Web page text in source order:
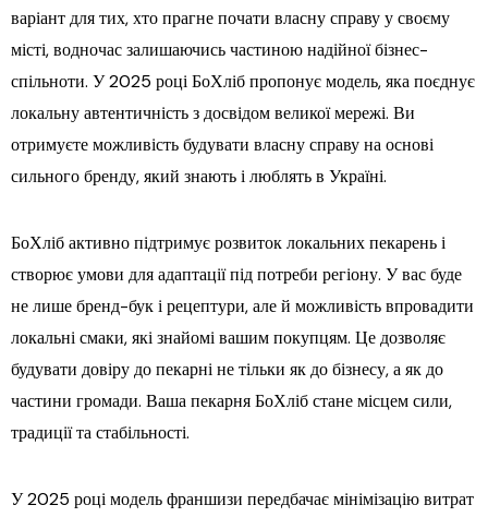
варіант для тих, хто прагне почати власну справу у своєму
місті, водночас залишаючись частиною надійної бізнес-
спільноти. У 2025 році БоХліб пропонує модель, яка поєднує
локальну автентичність з досвідом великої мережі. Ви
отримуєте можливість будувати власну справу на основі
сильного бренду, який знають і люблять в Україні.
БоХліб активно підтримує розвиток локальних пекарень і
створює умови для адаптації під потреби регіону. У вас буде
не лише бренд-бук і рецептури, але й можливість впровадити
локальні смаки, які знайомі вашим покупцям. Це дозволяє
будувати довіру до пекарні не тільки як до бізнесу, а як до
частини громади. Ваша пекарня БоХліб стане місцем сили,
традиції та стабільності.
У 2025 році модель франшизи передбачає мінімізацію витрат